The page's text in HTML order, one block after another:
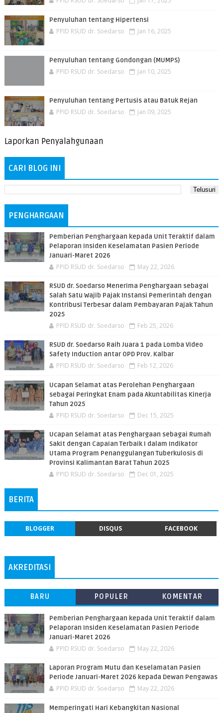
Penyuluhan tentang Hipertensi
PPID RSUD dr. Soedarso Jan 16, 2025
Penyuluhan tentang Gondongan (MUMPS)
PPID RSUD dr. Soedarso Jan 10, 2025
Penyuluhan tentang Pertusis atau Batuk Rejan
PPID RSUD dr. Soedarso Jan 09, 2025
Laporkan Penyalahgunaan
CARI BLOG INI
PENGHARGAAN
Pemberian Penghargaan kepada Unit Teraktif dalam
Pelaporan Insiden Keselamatan Pasien Periode
Januari-Maret 2026
PPID RSUD dr. Soedarso May 22, 2026
RSUD dr. Soedarso Menerima Penghargaan sebagai
Salah Satu Wajib Pajak Instansi Pemerintah dengan
Kontribusi Terbesar dalam Pembayaran Pajak Tahun
2025
PPID RSUD dr. Soedarso Feb 25, 2026
RSUD dr. Soedarso Raih Juara 1 pada Lomba Video
Safety Induction antar OPD Prov. Kalbar
PPID RSUD dr. Soedarso Feb 12, 2026
Ucapan Selamat atas Perolehan Penghargaan
sebagai Peringkat Enam pada Akuntabilitas Kinerja
Tahun 2025
PPID RSUD dr. Soedarso Dec 15, 2025
Ucapan Selamat atas Penghargaan sebagai Rumah
Sakit dengan Capaian Terbaik I dalam Indikator
Utama Program Penanggulangan Tuberkulosis di
Provinsi Kalimantan Barat Tahun 2025
PPID RSUD dr. Soedarso Dec 01, 2025
BERITA
BLOGGER DISQUS FACEBOOK
AKREDITASI
BARU POPULER KOMENTAR
Pemberian Penghargaan kepada Unit Teraktif dalam
Pelaporan Insiden Keselamatan Pasien Periode
Januari-Maret 2026
PPID RSUD dr. Soedarso May 22, 2026
Laporan Program Mutu dan Keselamatan Pasien
Periode Januari-Maret 2026 kepada Dewan Pengawas
PPID RSUD dr. Soedarso May 22, 2026
Memperingati Hari Kebangkitan Nasional